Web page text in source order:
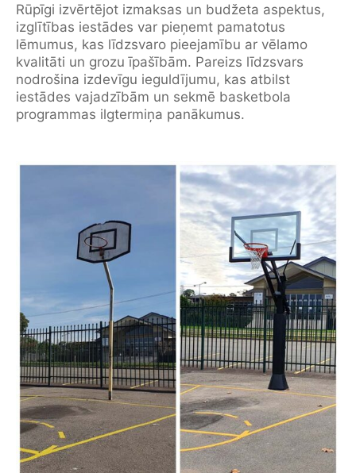
Rūpīgi izvērtējot izmaksas un budžeta aspektus,
izglītības iestādes var pieņemt pamatotus
lēmumus, kas līdzsvaro pieejamību ar vēlamo
kvalitāti un grozu īpašībām. Pareizs līdzsvars
nodrošina izdevīgu ieguldījumu, kas atbilst
iestādes vajadzībām un sekmē basketbola
programmas ilgtermiņa panākumus.